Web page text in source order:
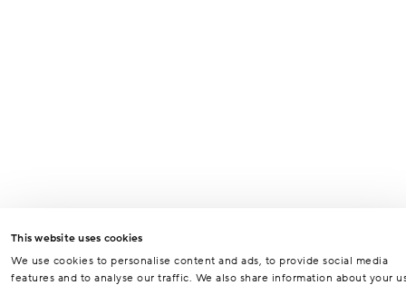
This website uses cookies
We use cookies to personalise content and ads, to provide social media
features and to analyse our traffic. We also share information about your